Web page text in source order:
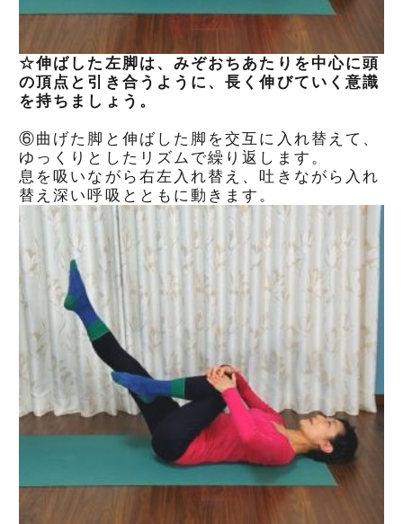
☆伸ばした左脚は、みぞおちあたりを中心に頭
の頂点と引き合うように、長く伸びていく意識
を持ちましょう。
⑥曲げた脚と伸ばした脚を交互に入れ替えて、
ゆっくりとしたリズムで繰り返します。
息を吸いながら右左入れ替え、吐きながら入れ
替え深い呼吸とともに動きます。